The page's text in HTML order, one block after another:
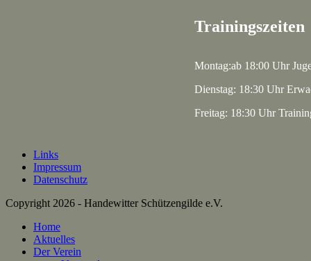
Trainingszeiten
Montag:ab 18:00 Uhr
Dienstag: 18:30 Uhr
Freitag: 18:30 Uhr
Links
Impressum
Datenschutz
Copyright 2026 - Handewitter Schützengilde e.V.
Home
Aktuelles
Der Verein